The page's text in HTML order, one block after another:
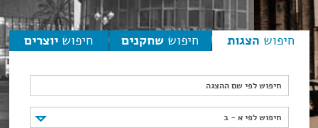
חיפוש הצגות חיפוש שחקנים חיפוש יוצרים
חיפוש לפי שם ההצגה
חיפוש לפי א - ב
חיפוש לפי א - ב